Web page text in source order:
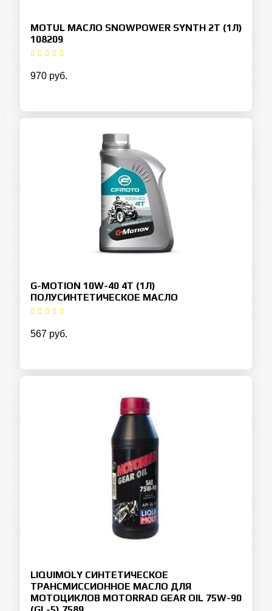
MOTUL МАСЛО SNOWPOWER SYNTH 2T (1Л)
108209
970 руб.
G-MOTION 10W-40 4T (1Л)
ПОЛУСИНТЕТИЧЕСКОЕ МАСЛО
567 руб.
LIQUIMOLY СИНТЕТИЧЕСКОЕ
ТРАНСМИССИОННОЕ МАСЛО ДЛЯ
МОТОЦИКЛОВ MOTORRAD GEAR OIL 75W-90